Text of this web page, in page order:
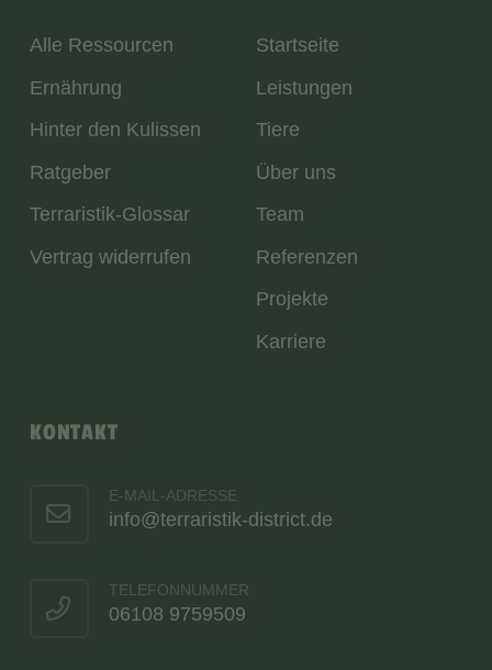
Alle Ressourcen
Ernährung
Hinter den Kulissen
Ratgeber
Terraristik-Glossar
Vertrag widerrufen
Startseite
Leistungen
Tiere
Über uns
Team
Referenzen
Projekte
Karriere
KONTAKT
E-MAIL-ADRESSE
info@terraristik-district.de
TELEFONNUMMER
06108 9759509